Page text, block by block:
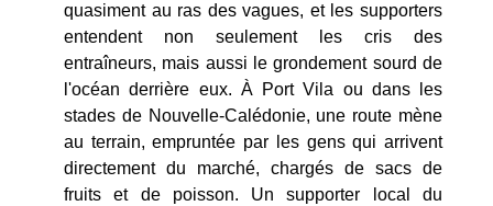
quasiment au ras des vagues, et les supporters
entendent non seulement les cris des
entraîneurs, mais aussi le grondement sourd de
l'océan derrière eux. À Port Vila ou dans les
stades de Nouvelle-Calédonie, une route mène
au terrain, empruntée par les gens qui arrivent
directement du marché, chargés de sacs de
fruits et de poisson. Un supporter local du